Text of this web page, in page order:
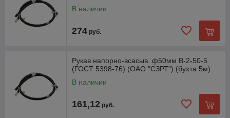
В наличии
274 руб.
Рукав напорно-всасыв. ф50мм В-2-50-5
(ГОСТ 5398-76) (ОАО "СЗРТ") (бухта 5м)
В наличии
161,12 руб.